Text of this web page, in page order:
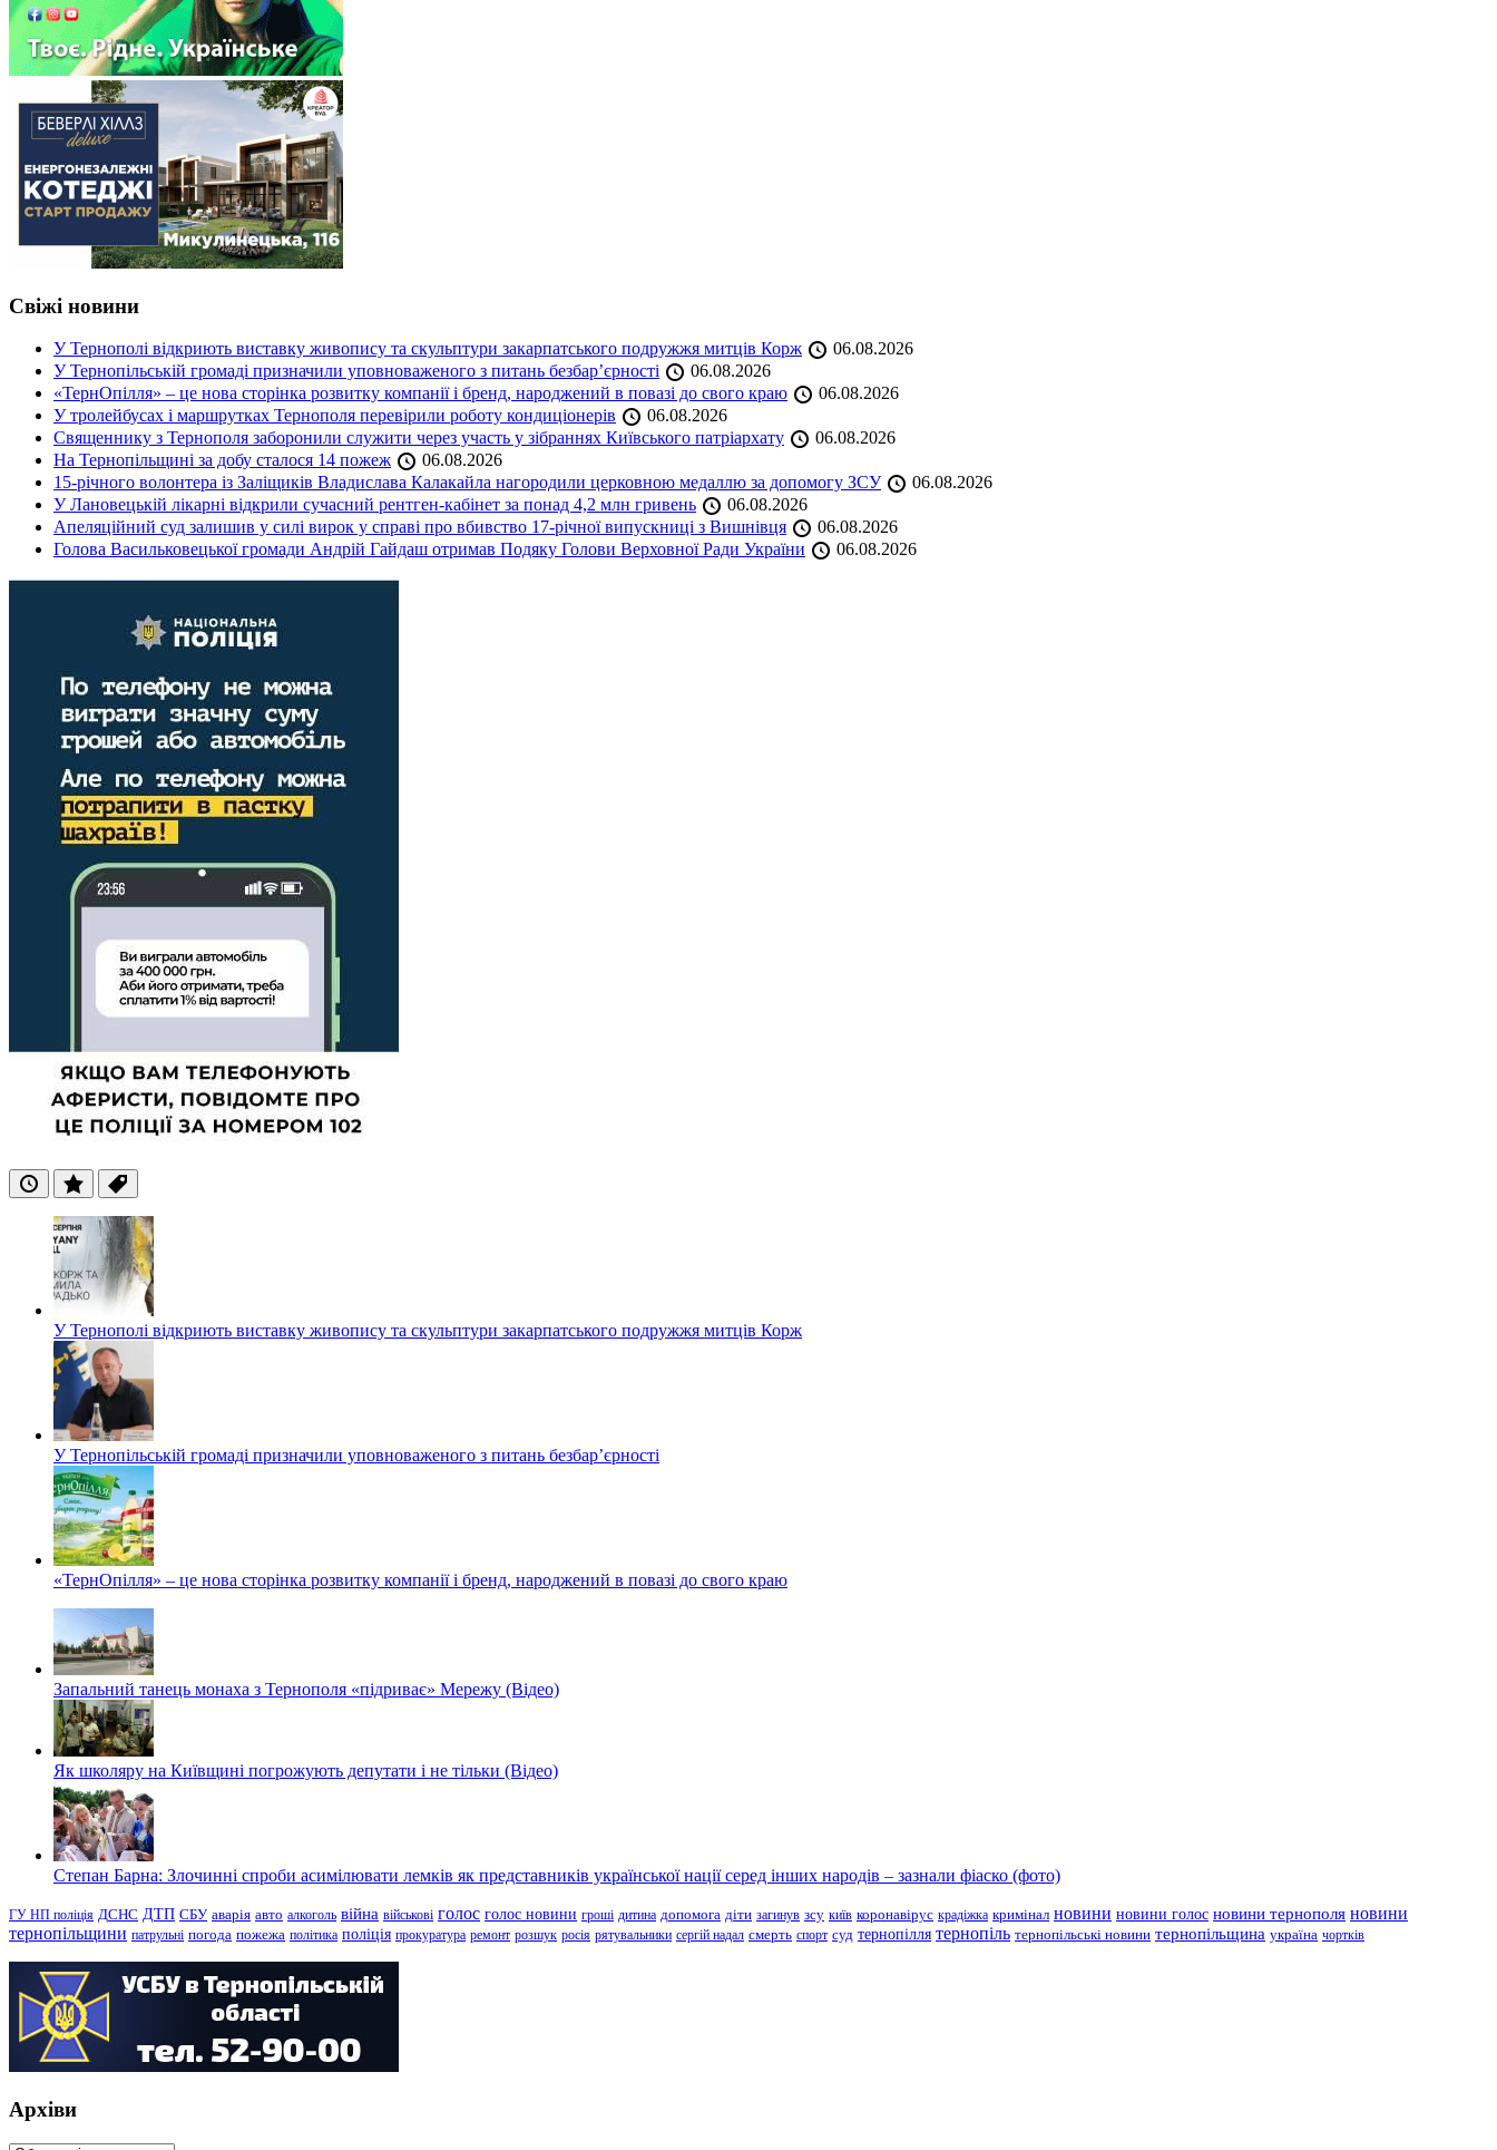
Свіжі новини
У Тернополі відкриють виставку живопису та скульптури закарпатського подружжя митців Корж
06.08.2026
У Тернопільській громаді призначили уповноваженого з питань безбар’єрності
06.08.2026
«ТернОпілля» – це нова сторінка розвитку компанії і бренд, народжений в повазі до свого краю
06.08.2026
У тролейбусах і маршрутках Тернополя перевірили роботу кондиціонерів
06.08.2026
Священнику з Тернополя заборонили служити через участь у зібраннях Київського патріархату
06.08.2026
На Тернопільщині за добу сталося 14 пожеж
06.08.2026
15-річного волонтера із Заліщиків Владислава Калакайла нагородили церковною медаллю за допомогу ЗСУ
06.08.2026
У Лановецькій лікарні відкрили сучасний рентген-кабінет за понад 4,2 млн гривень
06.08.2026
Апеляційний суд залишив у силі вирок у справі про вбивство 17-річної випускниці з Вишнівця
06.08.2026
Голова Васильковецької громади Андрій Гайдаш отримав Подяку Голови Верховної Ради України
06.08.2026
ОстанніПопулярні
Теги
У Тернополі відкриють виставку живопису та скульптури закарпатського подружжя митців Корж
У Тернопільській громаді призначили уповноваженого з питань безбар’єрності
«ТернОпілля» – це нова сторінка розвитку компанії і бренд, народжений в повазі до свого краю
Запальний танець монаха з Тернополя «підриває» Мережу (Відео)
Як школяру на Київщині погрожують депутати і не тільки (Відео)
Степан Барна: Злочинні спроби асимілювати лемків як представників української нації серед інших народів – зазнали фіаско (фото)
ГУ НП поліція ДСНС ДТП СБУ аварія авто алкоголь війна військові голос голос новини гроші дитина допомога діти загинув зсу київ коронавірус крадіжка кримінал новини новини голос новини тернополя новини
тернопільщини патрульні погода пожежа політика поліція прокуратура ремонт розшук росія рятувальники сергій надал смерть спорт суд тернопілля тернопіль тернопільські новини тернопільщина україна чортків
Архіви